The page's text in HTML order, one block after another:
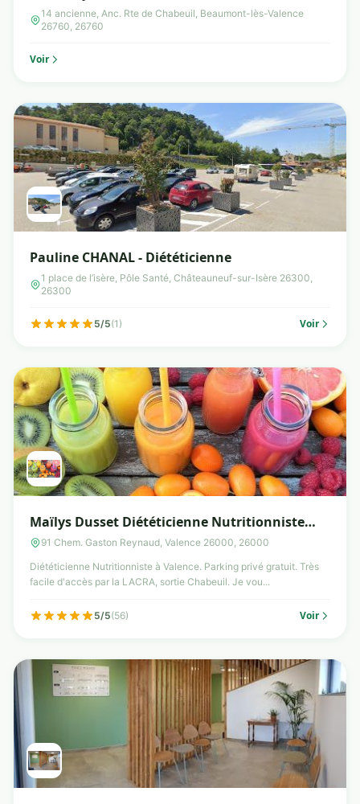
14 ancienne, Anc. Rte de Chabeuil, Beaumont-lès-Valence
26760, 26760
Voir
Pauline CHANAL - Diététicienne
1 place de l’isère, Pôle Santé, Châteauneuf-sur-Isère 26300,
26300
5/5(1) Voir
Maïlys Dusset Diététicienne Nutritionniste
Valence
91 Chem. Gaston Reynaud, Valence 26000, 26000
Diététicienne Nutritionniste à Valence. Parking privé gratuit. Très
facile d'accès par la LACRA, sortie Chabeuil. Je vou...
5/5(56) Voir